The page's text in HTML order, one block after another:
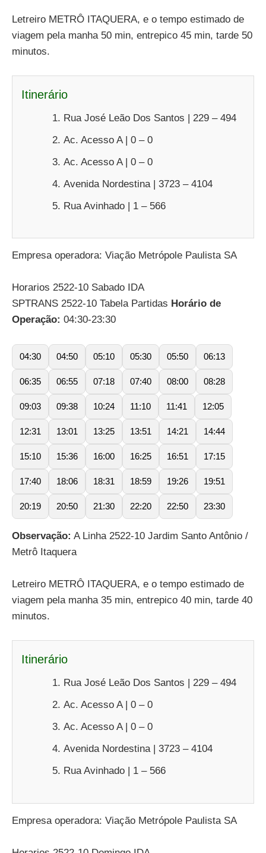
Letreiro METRÔ ITAQUERA, e o tempo estimado de
viagem pela manha 50 min, entrepico 45 min, tarde 50
minutos.
Itinerário
Rua José Leão Dos Santos | 229 – 494
Ac. Acesso A | 0 – 0
Ac. Acesso A | 0 – 0
Avenida Nordestina | 3723 – 4104
Rua Avinhado | 1 – 566
Empresa operadora: Viação Metrópole Paulista SA
Horarios 2522-10 Sabado IDA
SPTRANS 2522-10 Tabela Partidas Horário de
Operação: 04:30-23:30
04:30 04:50 05:10 05:30 05:50 06:13
06:35 06:55 07:18 07:40 08:00 08:28
09:03 09:38 10:24 11:10 11:41 12:05
12:31 13:01 13:25 13:51 14:21 14:44
15:10 15:36 16:00 16:25 16:51 17:15
17:40 18:06 18:31 18:59 19:26 19:51
20:19 20:50 21:30 22:20 22:50 23:30
Observação: A Linha 2522-10 Jardim Santo Antônio /
Metrô Itaquera
Letreiro METRÔ ITAQUERA, e o tempo estimado de
viagem pela manha 35 min, entrepico 40 min, tarde 40
minutos.
Itinerário
Rua José Leão Dos Santos | 229 – 494
Ac. Acesso A | 0 – 0
Ac. Acesso A | 0 – 0
Avenida Nordestina | 3723 – 4104
Rua Avinhado | 1 – 566
Empresa operadora: Viação Metrópole Paulista SA